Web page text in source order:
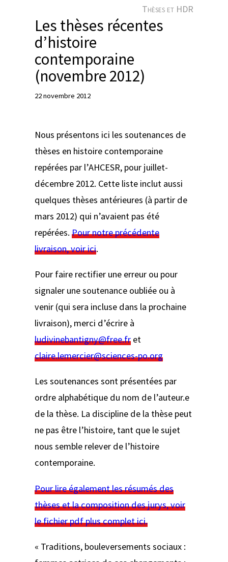
Thèses et HDR
Les thèses récentes
d’histoire
contemporaine
(novembre 2012)
22 novembre 2012
Nous présentons ici les soutenances de
thèses en histoire contemporaine
repérées par l’AHCESR, pour juillet-
décembre 2012. Cette liste inclut aussi
quelques thèses antérieures (à partir de
mars 2012) qui n’avaient pas été
repérées. Pour notre précédente
livraison, voir ici.
Pour faire rectifier une erreur ou pour
signaler une soutenance oubliée ou à
venir (qui sera incluse dans la prochaine
livraison), merci d’écrire à
ludivinebantigny@free.fr et
claire.lemercier@sciences-po.org
Les soutenances sont présentées par
ordre alphabétique du nom de l’auteur.e
de la thèse. La discipline de la thèse peut
ne pas être l’histoire, tant que le sujet
nous semble relever de l’histoire
contemporaine.
Pour lire également les résumés des
thèses et la composition des jurys, voir
le fichier pdf plus complet ici.
« Traditions, bouleversements sociaux :